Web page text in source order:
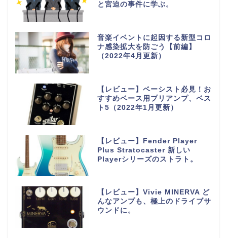
と宮迫の事件に学ぶ。
音楽イベントに起因する新型コロ
ナ感染拡大を防ごう【前編】
（2022年4月更新）
【レビュー】ベーシスト必見！お
すすめベース用プリアンプ、ベス
ト5（2022年1月更新）
【レビュー】Fender Player
Plus Stratocaster 新しい
Playerシリーズのストラト。
【レビュー】Vivie MINERVA ど
んなアンプも、極上のドライブサ
ウンドに。